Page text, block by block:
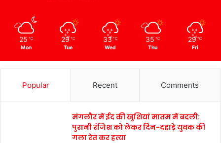
25 ℃
Mon
29 ℃
Tue
33 ℃
Wed
35 ℃
Thu
29 ℃
Fri
Popular Recent Comments
मंगलौर में ईद की खुशियां मातम में बदली:
पुरानी रंजिश को लेकर दिन-दहाड़े युवक की
गला रेत कर हत्या